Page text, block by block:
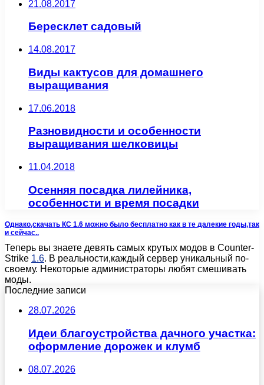
21.08.2017
Бересклет садовый
14.08.2017
Виды кактусов для домашнего
выращивания
17.06.2018
Разновидности и особенности
выращивания шелковицы
11.04.2018
Осенняя посадка лилейника,
особенности и время посадки
Однако,скачать КС 1.6 можно было бесплатно как в те далекие годы,так
и сейчас..
Теперь вы знаете девять самых крутых модов в Counter-
Strike 1.6. В реальности,каждый сервер уникальный по-
своему. Некоторые администраторы любят смешивать
моды.
Последние записи
28.07.2026
Идеи благоустройства дачного участка:
оформление дорожек и клумб
08.07.2026